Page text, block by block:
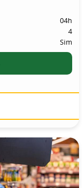
04h
4
Sim